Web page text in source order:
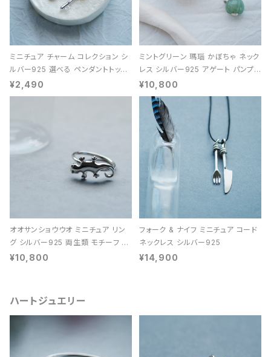
ミニチュア チャーム コレクション シ
ルバー925 選べる ペンダントトップ
レディース ユニセックス
¥2,490
ミントグリーン 瑪瑙 かぼちゃ ネック
レス シルバー925 アゲート パンプキ
ン 天然石 レディース
¥10,800
オオサンショウウオ ミニチュア リン
グ シルバー925 両生類 モチーフ レ
ディース ユニセックス
¥10,800
フォーク & ナイフ ミニチュア コード
ネックレス シルバー925
¥14,900
ハートジュエリー